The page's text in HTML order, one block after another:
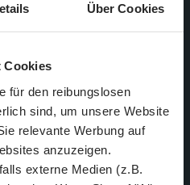
Über Cookies
Cookies
für den reibungslosen
sind, um unsere Website
relevante Werbung auf
anzuzeigen.
externe Medien (z.B.